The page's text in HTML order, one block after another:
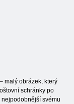
malý obrázek, který
schránky po
svému